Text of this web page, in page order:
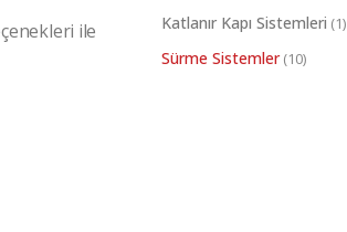
ile
Katlanır Kapı Sistemleri (1)
Sürme Sistemler (10)